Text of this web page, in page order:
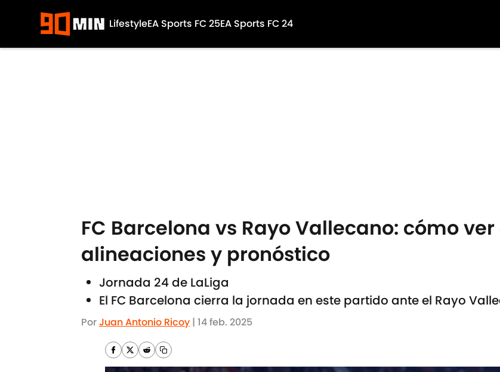
LifestyleEA Sports FC 25EA Sports FC 24
FC Barcelona vs Rayo Vallecano: cómo
alineaciones y pronóstico
Jornada 24 de LaLiga
El FC Barcelona cierra la jornada en este partido ante el Rayo
PorJuan Antonio Ricoy | 14 feb. 2025